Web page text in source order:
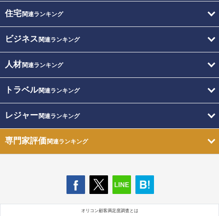
住宅関連ランキング
ビジネス 関連ランキング
人材関連ランキング
トラベル関連ランキング
レジャー関連ランキング
専門家評価関連ランキング
オリコン顧客満足度調査とは